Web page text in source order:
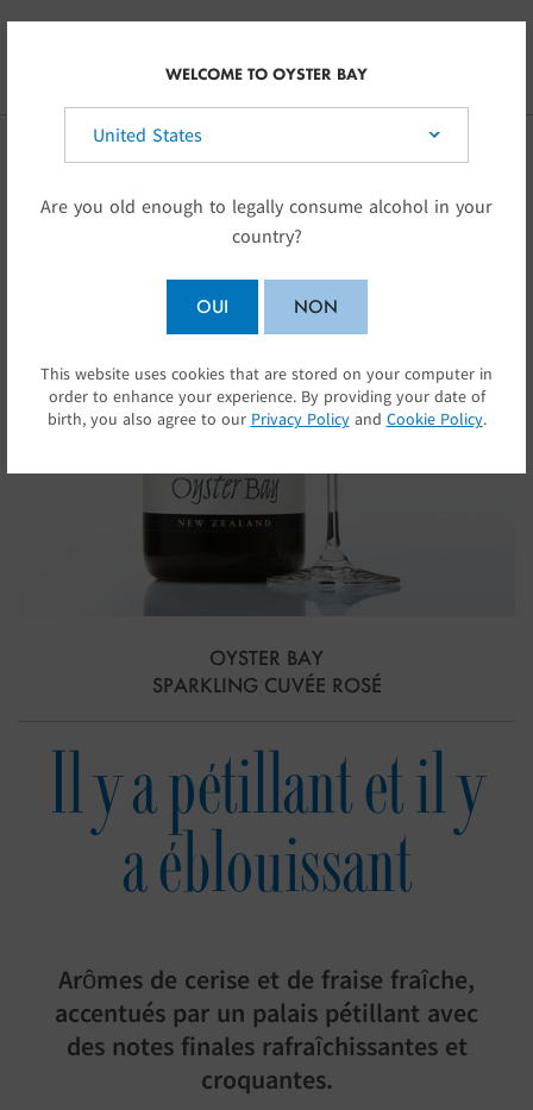
Skip to main content
OYSTER BAY
SPARKLING CUVÉE ROSÉ
Il y a pétillant et il y
a éblouissant
Arômes de cerise et de fraise fraîche,
accentués par un palais pétillant avec
des notes finales rafraîchissantes et
croquantes.
WELCOME TO OYSTER BAY
Sélectionnez votre pays:
Are you old enough to legally consume alcohol in your
country?
OUI NON
SOUMETTRE
This website uses cookies that are stored on your computer in
order to enhance your experience. By providing your date of
birth, you also agree to our Privacy Policyand Cookie Policy.